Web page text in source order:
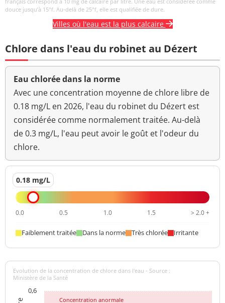
douce jusqu’à 15°f. Au-delà de 25°f, elle est qualifiée de dure.
Villes où l'eau est la plus calcaire
Chlore dans l'eau du robinet au Dézert
Eau chlorée dans la norme
Avec une concentration moyenne de chlore libre de
0.18 mg/L en 2026, l'eau du robinet du Dézert est
considérée comme normalement traitée. Au-delà
de 0.3 mg/L, l'eau peut avoir le goût et l'odeur du
chlore.
0.18 mg/L
0.0 0.5 1.0 1.5 > 2.0 +
Faiblement traitée Dans la norme Très chlorée Irritante
Concentration anormale
Evolution de la concentration de chlore dans l'eau - Source :
Ministère de la Santé
0,6